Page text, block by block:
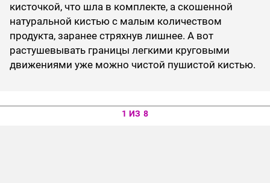
кисточкой, что шла в комплекте, а скошенной
натуральной кистью с малым количеством
продукта, заранее стряхнув лишнее. А вот
растушевывать границы легкими круговыми
движениями уже можно чистой пушистой кистью.
1 ИЗ 8